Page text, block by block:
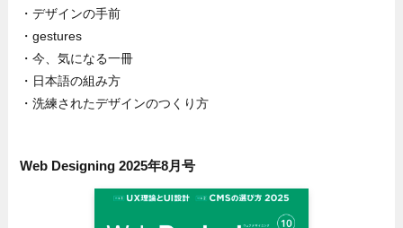
・デザインの手前
・gestures
・今、気になる一冊
・日本語の組み方
・洗練されたデザインのつくり方
Web Designing 2025年8月号